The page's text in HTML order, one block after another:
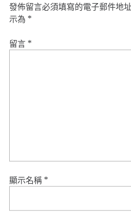
發佈留言必須填寫的電子郵件地
示為 *
留言 *
顯示名稱 *